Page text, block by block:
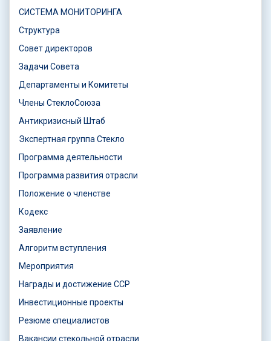
СИСТЕМА МОНИТОРИНГА
Структура
Совет директоров
Задачи Совета
Департаменты и Комитеты
Члены СтеклоСоюза
Антикризисный Штаб
Экспертная группа Стекло
Программа деятельности
Программа развития отрасли
Положение о членстве
Кодекс
Заявление
Алгоритм вступления
Мероприятия
Награды и достижение ССР
Инвестиционные проекты
Резюме специалистов
Вакансии стекольной отрасли